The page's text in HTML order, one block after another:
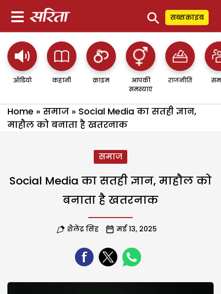
⚲ सब्सक्राइब
ऑडियो कहानी क्राइम
आपकी
समस्याएं
राजनीति
Home » समाज » Social Media का सतही ज्ञान,
माहौल को बनाता है खतरनाक
समाज
Social Media का सतही ज्ञान, माहौल को
बनाता है खतरनाक
शैलेंद्र सिंह मई 13, 2025